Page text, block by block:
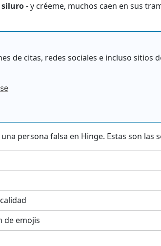
siluro- y créeme, muchos caen en sus
de citas, redes sociales e incluso sitios
persona falsa en Hinge. Estas son las
de emojis